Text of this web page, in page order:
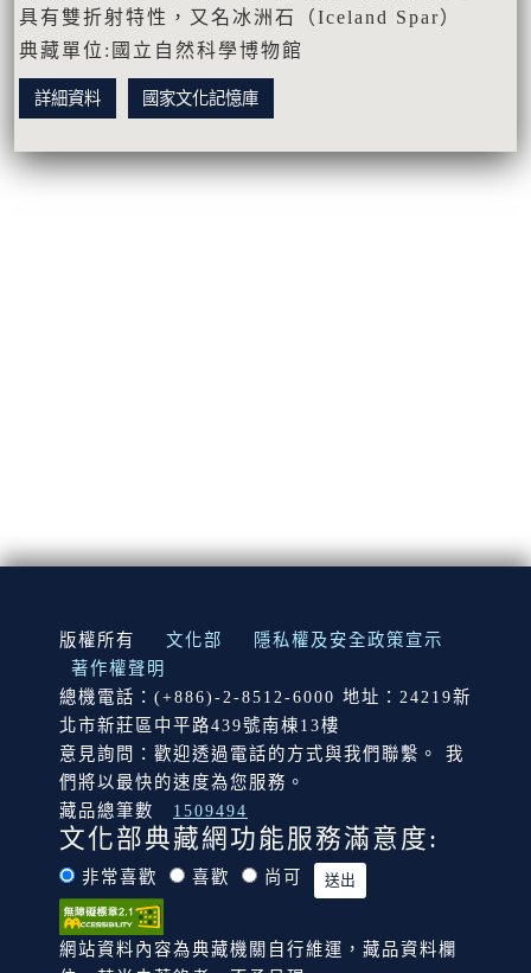
具有雙折射特性，又名冰洲石（Iceland Spar）
典藏單位:國立自然科學博物館
詳細資料 國家文化記憶庫
:::
版權所有 文化部
隱私權及安全政策宣示
著作權聲明
總機電話：(+886)-2-8512-6000 地址：24219新
北市新莊區中平路439號南棟13樓
意見詢問：歡迎透過電話的方式與我們聯繫。 我
們將以最快的速度為您服務。
藏品總筆數
1509494
文化部典藏網功能服務滿意度:
非常喜歡 喜歡 尚可
網站資料內容為典藏機關自行維運，藏品資料欄